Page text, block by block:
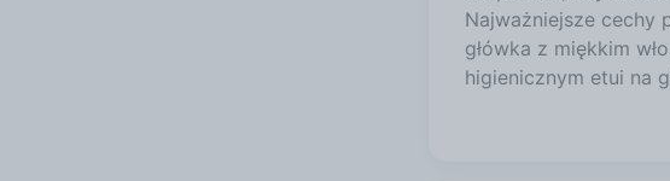
Najważniejsze cechy
główka z miękkim
higienicznym etui na